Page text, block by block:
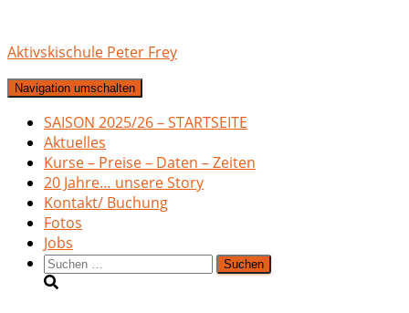
Aktivskischule Peter Frey
Navigation umschalten
SAISON 2025/26 – STARTSEITE
Aktuelles
Kurse – Preise – Daten – Zeiten
20 Jahre… unsere Story
Kontakt/ Buchung
Fotos
Jobs
Suchen
nach: